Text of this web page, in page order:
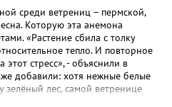
среди ветрениц – пермской,
Которую эта анемона
«Растение сбила с толку
тепло. И повторное
стресс», - объяснили в
добавили: хотя нежные белые
лес, самой ветренице